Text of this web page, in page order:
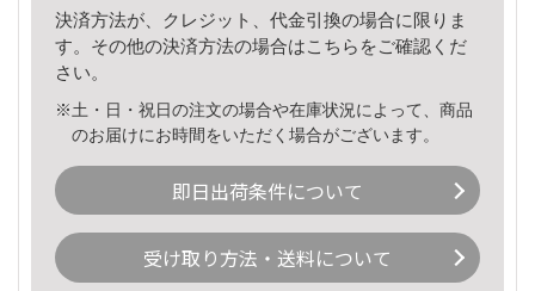
決済方法が、クレジット、代金引換の場合に限りま
す。その他の決済方法の場合はこちら をご確認くだ
さい。
※土・日・祝日の注文の場合や在庫状況によって、商品
のお届けにお時間をいただく場合がございます。
即日出荷条件について
受け取り方法・送料について